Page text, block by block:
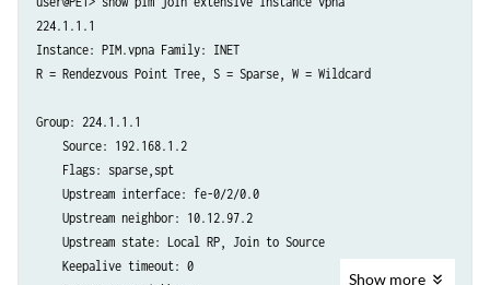
224.1.1.1
Instance: PIM.vpna Family: INET
R = Rendezvous Point Tree, S = Sparse, W = Wildcard
Group: 224.1.1.1
    Source: 192.168.1.2
    Flags: sparse,spt
    Upstream interface: fe-0/2/0.0
    Upstream neighbor: 10.12.97.2
    Upstream state: Local RP, Join to Source
    Keepalive timeout: 0
Show more